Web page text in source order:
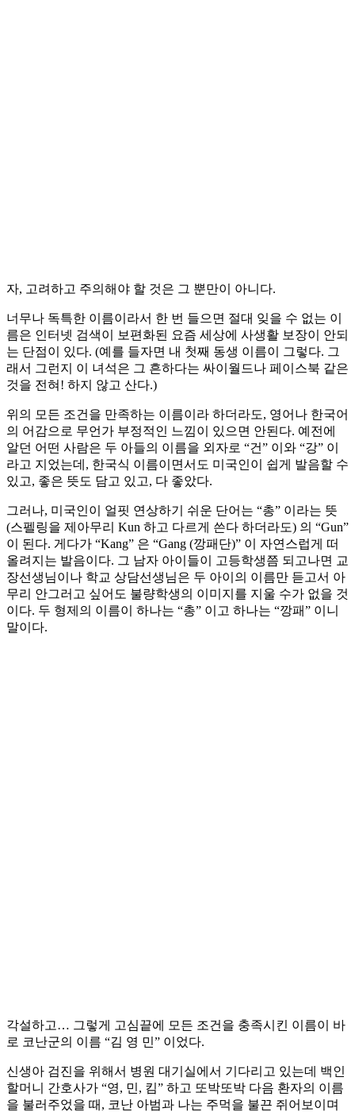
자, 고려하고 주의해야 할 것은 그 뿐만이 아니다.
너무나 독특한 이름이라서 한 번 들으면 절대 잊을 수 없는 이
름은 인터넷 검색이 보편화된 요즘 세상에 사생활 보장이 안되
는 단점이 있다. (예를 들자면 내 첫째 동생 이름이 그렇다. 그
래서 그런지 이 녀석은 그 흔하다는 싸이월드나 페이스북 같은
것을 전혀! 하지 않고 산다.)
위의 모든 조건을 만족하는 이름이라 하더라도, 영어나 한국어
의 어감으로 무언가 부정적인 느낌이 있으면 안된다. 예전에
알던 어떤 사람은 두 아들의 이름을 외자로 “건” 이와 “강” 이
라고 지었는데, 한국식 이름이면서도 미국인이 쉽게 발음할 수
있고, 좋은 뜻도 담고 있고, 다 좋았다.
그러나, 미국인이 얼핏 연상하기 쉬운 단어는 “총” 이라는 뜻
(스펠링을 제아무리 Kun 하고 다르게 쓴다 하더라도) 의 “Gun”
이 된다. 게다가 “Kang” 은 “Gang (깡패단)” 이 자연스럽게 떠
올려지는 발음이다. 그 남자 아이들이 고등학생쯤 되고나면 교
장선생님이나 학교 상담선생님은 두 아이의 이름만 듣고서 아
무리 안그러고 싶어도 불량학생의 이미지를 지울 수가 없을 것
이다. 두 형제의 이름이 하나는 “총” 이고 하나는 “깡패” 이니
말이다.
각설하고… 그렇게 고심끝에 모든 조건을 충족시킨 이름이 바
로 코난군의 이름 “김 영 민” 이었다.
신생아 검진을 위해서 병원 대기실에서 기다리고 있는데 백인
할머니 간호사가 “영, 민, 킴” 하고 또박또박 다음 환자의 이름
을 불러주었을 때, 코난 아범과 나는 주먹을 불끈 쥐어보이며